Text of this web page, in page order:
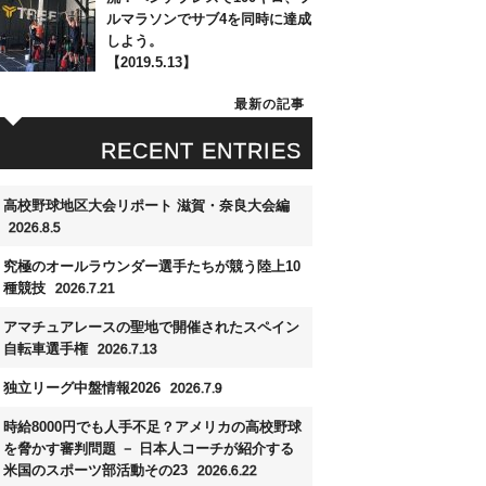
ルマラソンでサブ4を同時に達成
しよう。
【2019.5.13】
RECENT ENTRIES
最新の記事
高校野球地区大会リポート 滋賀・奈良大会編
2026.8.5
究極のオールラウンダー選手たちが競う陸上10
種競技
2026.7.21
アマチュアレースの聖地で開催されたスペイン
自転車選手権 2026.7.13
独立リーグ中盤情報2026 2026.7.9
時給8000円でも人手不足？アメリカの高校野球
を脅かす審判問題 － 日本人コーチが紹介する
米国のスポーツ部活動その23
2026.6.22